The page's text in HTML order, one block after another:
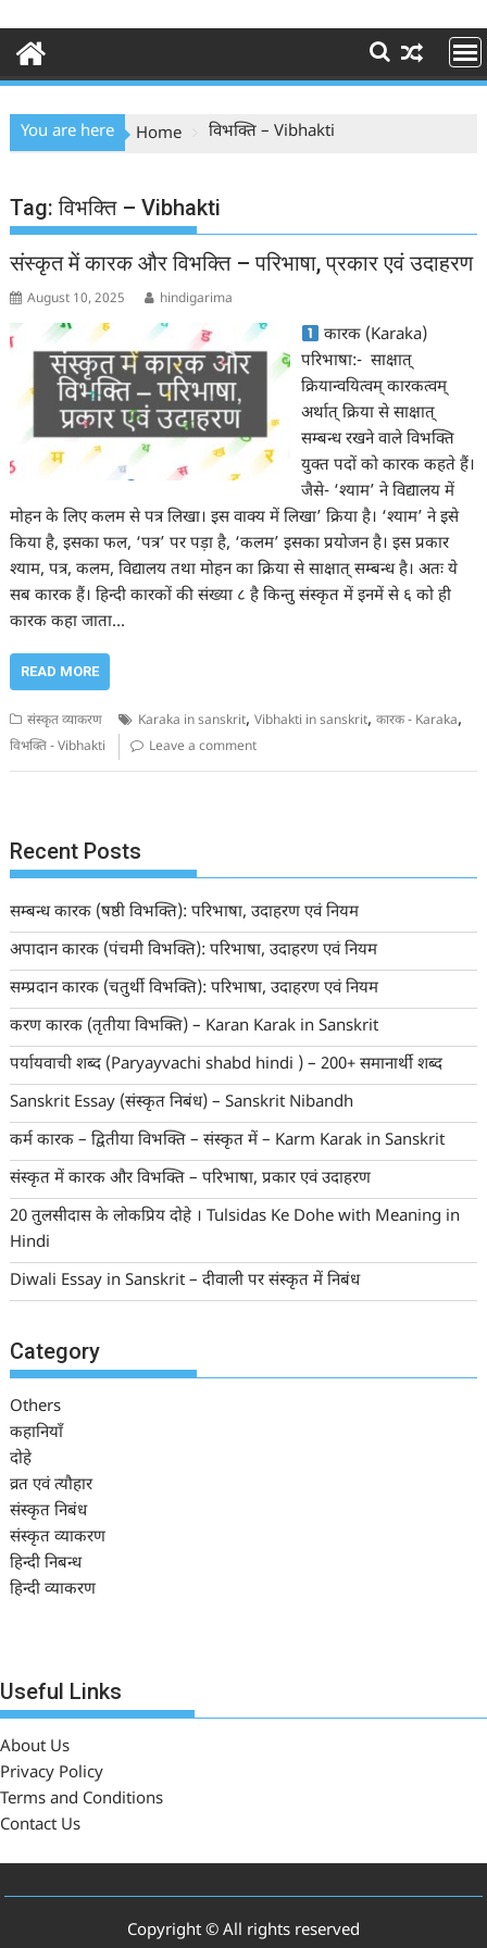
You are here Home विभक्ति – Vibhakti
Tag:विभक्ति – Vibhakti
संस्कृत में कारक और विभक्ति – परिभाषा, प्रकार एवं उदाहरण
August 10, 2025 hindigarima
कारक (Karaka)
परिभाषा:- साक्षात्
क्रियान्वयित्वम् कारकत्वम्
अर्थात् क्रिया से साक्षात्
सम्बन्ध रखने वाले विभक्ति
युक्त पदों को कारक कहते हैं।
जैसे- ‘श्याम’ ने विद्यालय में
मोहन के लिए कलम से पत्र लिखा। इस वाक्य में लिखा’ क्रिया है। ‘श्याम’ ने इसे
किया है, इसका फल, ‘पत्र’ पर पड़ा है, ‘कलम’ इसका प्रयोजन है। इस प्रकार
श्याम, पत्र, कलम, विद्यालय तथा मोहन का क्रिया से साक्षात् सम्बन्ध है। अतः ये
सब कारक हैं। हिन्दी कारकों की संख्या ८ है किन्तु संस्कृत में इनमें से ६ को ही
कारक कहा जाता…
READ MORE
संस्कृत व्याकरण Karaka in sanskrit,Vibhakti in sanskrit,कारक - Karaka,
विभक्ति - Vibhakti Leave a comment
Recent Posts
सम्बन्ध कारक (षष्ठी विभक्ति): परिभाषा, उदाहरण एवं नियम
अपादान कारक (पंचमी विभक्ति): परिभाषा, उदाहरण एवं नियम
सम्प्रदान कारक (चतुर्थी विभक्ति): परिभाषा, उदाहरण एवं नियम
करण कारक (तृतीया विभक्ति) – Karan Karak in Sanskrit
पर्यायवाची शब्द (Paryayvachi shabd hindi ) – 200+ समानार्थी शब्द
Sanskrit Essay (संस्कृत निबंध) – Sanskrit Nibandh
कर्म कारक – द्वितीया विभक्ति – संस्कृत में – Karm Karak in Sanskrit
संस्कृत में कारक और विभक्ति – परिभाषा, प्रकार एवं उदाहरण
20 तुलसीदास के लोकप्रिय दोहे । Tulsidas Ke Dohe with Meaning in
Hindi
Diwali Essay in Sanskrit – दीवाली पर संस्कृत में निबंध
Category
Others
कहानियाँ
दोहे
व्रत एवं त्यौहार
संस्कृत निबंध
संस्कृत व्याकरण
हिन्दी निबन्ध
हिन्दी व्याकरण
Useful Links
About Us
Privacy Policy
Terms and Conditions
Contact Us
Copyright © All rights reserved